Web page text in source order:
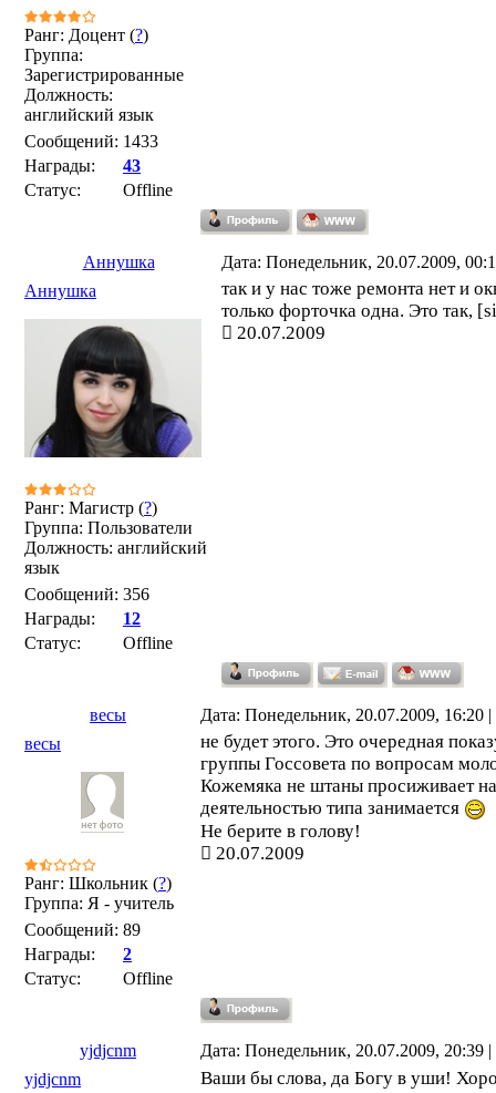
Ранг: Доцент (?)
Группа:
Зарегистрированные
Должность:
английский язык
Сообщений: 1433
Награды:
43
Статус:
Offline
Аннушка
Дата: Понедельник, 20.07.2009,
Аннушка
Ранг: Магистр (?)
Группа: Пользователи
Должность: английский
язык
Сообщений: 356
Награды:
12
Статус:
Offline
так и у нас тоже ремонта нет и
только форточка одна. Это так,
20.07.2009
весы
Дата: Понедельник, 20.07.2009,
весы
Ранг: Школьник (?)
Группа: Я - учитель
Сообщений: 89
Награды:
2
Статус:
Offline
не будет этого. Это очередная
группы Госсовета по вопросам
Кожемяка не штаны просиживает
деятельностью типа занимается
Не берите в голову!
20.07.2009
yjdjcnm
Дата: Понедельник, 20.07.2009,
yjdjcnm
Ваши бы слова, да Богу в уши!